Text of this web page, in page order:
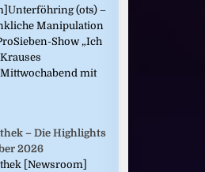
(ots) –
Manipulation
Show „Ich
mit
– Die Highlights
2026
[Newsroom]